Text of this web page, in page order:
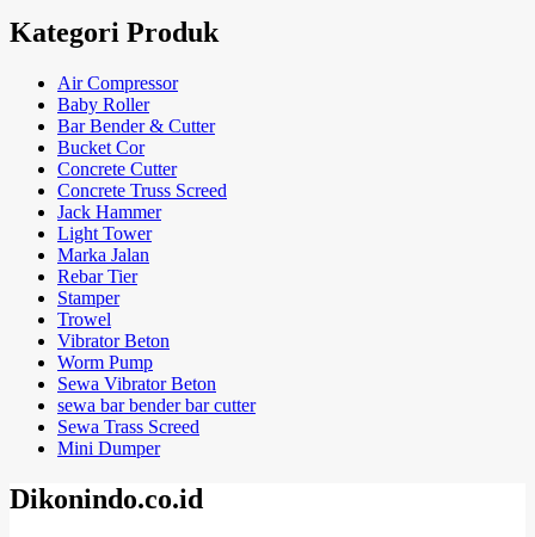
Kategori Produk
Air Compressor
Baby Roller
Bar Bender & Cutter
Bucket Cor
Concrete Cutter
Concrete Truss Screed
Jack Hammer
Light Tower
Marka Jalan
Rebar Tier
Stamper
Trowel
Vibrator Beton
Worm Pump
Sewa Vibrator Beton
sewa bar bender bar cutter
Sewa Trass Screed
Mini Dumper
Dikonindo.co.id